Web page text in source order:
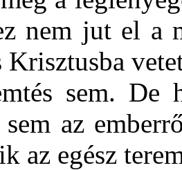
nem jut el a
Krisztusba
sem. De
az
az egész